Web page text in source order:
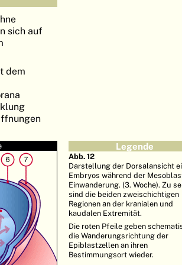
sich auf
dem
Legende
Abb. 12
Darstellung der Dorsalansicht
Embryos während der
Einwanderung. (3. Woche). Zu
sind die beiden zweischichtigen
Regionen an der kranialen und
kaudalen Extremität.
Die roten Pfeile geben
die Wanderungsrichtung der
Epiblastzellen an ihren
Bestimmungsort wieder.